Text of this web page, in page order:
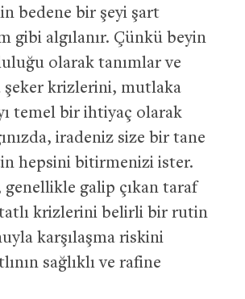
bedene bir şeyi şart
gibi algılanır. Çünkü beyin
olarak tanımlar ve
şeker krizlerini, mutlaka
temel bir ihtiyaç olarak
iradeniz size bir tane
hepsini bitirmenizi ister.
genellikle galip çıkan taraf
tatlı krizlerini belirli bir rutin
karşılaşma riskini
sağlıklı ve rafine